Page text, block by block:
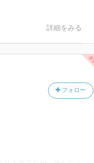
詳細をみる
フォロー